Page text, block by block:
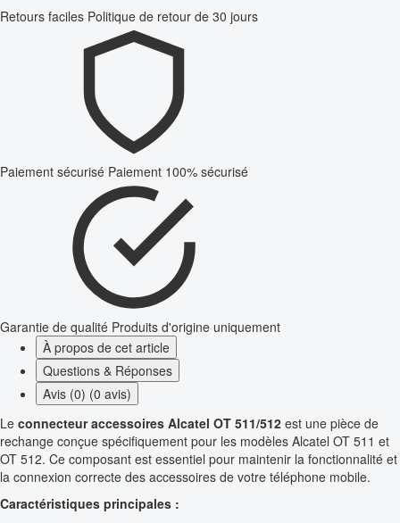
Retours faciles Politique de retour de 30 jours
Paiement sécurisé Paiement 100% sécurisé
Garantie de qualité Produits d'origine uniquement
À propos de cet article
Questions & Réponses
Avis (0) (0 avis)
Le connecteur accessoires Alcatel OT 511/512 est une pièce de
rechange conçue spécifiquement pour les modèles Alcatel OT 511 et
OT 512. Ce composant est essentiel pour maintenir la fonctionnalité et
la connexion correcte des accessoires de votre téléphone mobile.
Caractéristiques principales :